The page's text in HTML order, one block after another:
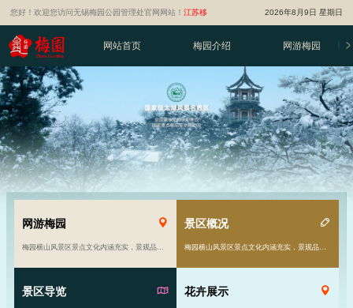
您好！欢迎您访问无锡梅园公园管理处官网网站！江苏移
动智慧旅游平台
2026年8月9日 星期日
网站首页 梅园介绍 网游梅园
网游梅园
梅园横山风景区景点文化内涵充实，景观品位高雅。风景区由原来的81亩发展到现在的千余亩……
景区概况
梅园横山风景区景点文化内涵充实，景观品位高雅。风景区由原来的81亩发展到现在的千余亩……
景区导览 花卉展示